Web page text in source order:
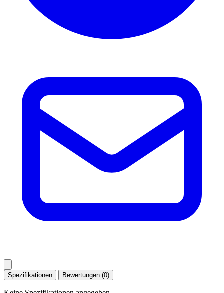
Spezifikationen Bewertungen (0)